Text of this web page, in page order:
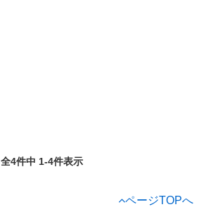
全4件中 1-4件表示
ページTOPへ